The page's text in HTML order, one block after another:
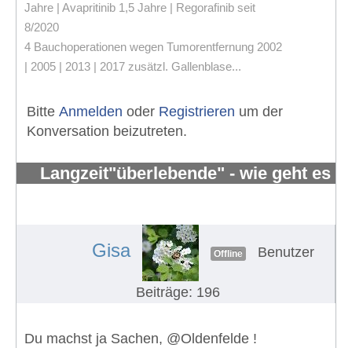
Jahre | Avapritinib 1,5 Jahre | Regorafinib seit
8/2020
4 Bauchoperationen wegen Tumorentfernung 2002
| 2005 | 2013 | 2017 zusätzl. Gallenblase...
Bitte Anmelden oder Registrieren um der
Konversation beizutreten.
Langzeit"überlebende" - wie geht es
Gisa Offline Benutzer
Beiträge: 196
Du machst ja Sachen, @Oldenfelde !